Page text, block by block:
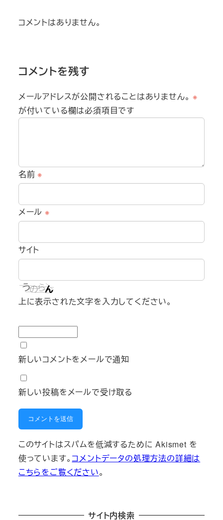
コメントはありません。
コメントを残す
メールアドレスが公開されることはありません。 ※
が付いている欄は必須項目です
名前※
メール ※
サイト
上に表示された文字を入力してください。
新しいコメントをメールで通知
新しい投稿をメールで受け取る
このサイトはスパムを低減するために Akismet を
使っています。 コメントデータの処理方法の詳細は
こちらをご覧ください。
サイト内検索